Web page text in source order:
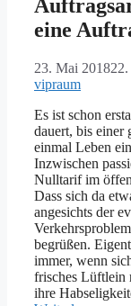
eine
23. Mai 2018
vipraum
Es ist schon
dauert, bis einer
einmal Leben
Inzwischen
Nulltarif im
Dass sich da
angesichts der
begrüßen.
immer, wenn
frisches Lüftlein
ihre